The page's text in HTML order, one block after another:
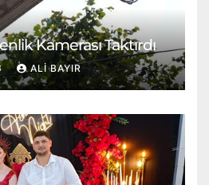
Kamerası Taktırdı
ALI BAYIR